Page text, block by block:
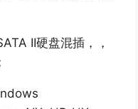
II硬盘混插，，